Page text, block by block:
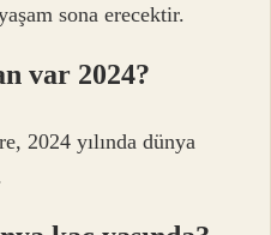
sona erecektir.
var 2024?
2024 yılında dünya